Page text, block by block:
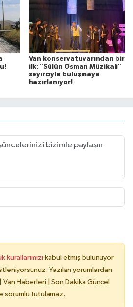
Van konservatuvarından bir
ilk: "Sülün Osman Müzikali"
seyirciyle buluşmaya
hazırlanıyor!
kurallarımızı kabul etmiş bulunuyor
Yazılan yorumlardan
Van Haberleri | Son Dakika Güncel
sorumlu tutulamaz.